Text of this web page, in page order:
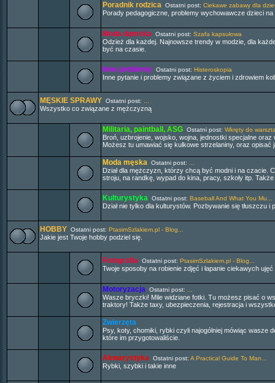
Poradnik rodzica Ostatni post: Ciekawe zabawy dla
Porady pedagogiczne, problemy wychowawcze dzieci
Moda damska Ostatni post: Szafa kapsułowa
Odzież dla każdej. Najnowsze trendy w modzie, dla
być na czasie.
Inne problemy Ostatni post: Histeroskopia
Inne pytanie i problemy związane z życiem i zdrowiem
MĘSKIE SPRAWY Ostatni post:
Wszystko co związane z mężczyzną
Militaria, paintball, ASG Ostatni post: Wkręty do
Broń, uzbrojenie, wojsko, wojna, jednostki specjalne
Możesz tu umawiać się kulkowe strzelaniny, oraz
Moda męska Ostatni post:
Dział dla mężczyzn, którzy chcą być modni i na czacie.
stroju, na randkę, wypad do kina, pracy, szkoły itp.
Kulturystyka Ostatni post: Baseball And What You Mu...
Dział nie tylko dla kulturystów. Pozbywanie się tłuszczu
HOBBY Ostatni post: PtasimSzlakiem.pl - Blog...
Jakie jest Twoje hobby podziel się.
Fotografia Ostatni post: PtasimSzlakiem.pl - Blog...
Twoje sposoby na robienie zdjęć i łapanie ciekawych
Motoryzacja Ostatni post:
Wasze bryczki! Mile widziane fotki. Tu możesz pisać o
traktory! Także taxy, ubezpieczenia, rejestracja i
Zwierzęta
Psy, koty, chomiki, rybki czyli najogólniej mówiąc wasze
które im przygotowaliście.
Akwarystyka Ostatni post: A Practical Guide To Man...
Rybki, szybki i takie inne